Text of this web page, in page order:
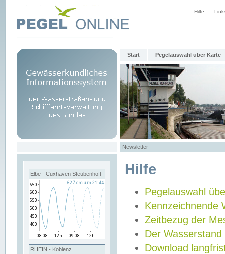
Hilfe
Start Pegelauswahl über Karte
Newsletter
Elbe - Cuxhaven Steubenhöft
RHEIN - Koblenz
Hilfe
Pegelauswahl
Kennzeichnende
Zeitbezug der
Der Wasserstand
Download